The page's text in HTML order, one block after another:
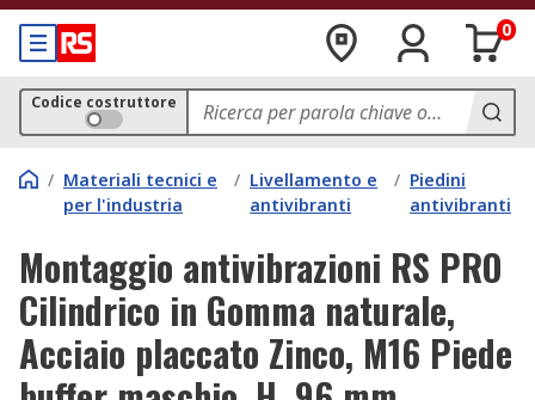
0
Codice costruttore
/ Materiali tecnici e
per l'industria
/ Livellamento e
antivibranti
/ Piedini
antivibranti
Montaggio antivibrazioni RS PRO
Cilindrico in Gomma naturale,
Acciaio placcato Zinco, M16 Piede